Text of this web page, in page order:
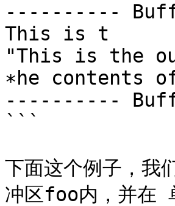
----------
This is t
"This is the
∗he contents
----------
```
下面这个例子，我
冲区foo内，并